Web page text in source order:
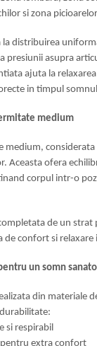
si zona
distribuirea
presiunii asupra
ajuta la
in timpul
medium
medium,
Aceasta ofera
corpul intr-o
de un strat
de confort si relaxare
un somn
din materiale
si respirabil
extra confort